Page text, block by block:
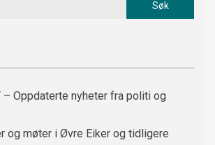
– Oppdaterte nyheter fra politi og
og møter i Øvre Eiker og tidligere